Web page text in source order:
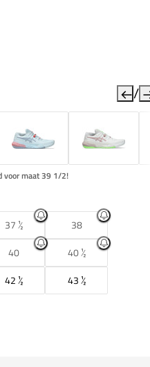
/
voor maat 39 1/2!
37 ½
38
40
40 ½
42 ½
43 ½